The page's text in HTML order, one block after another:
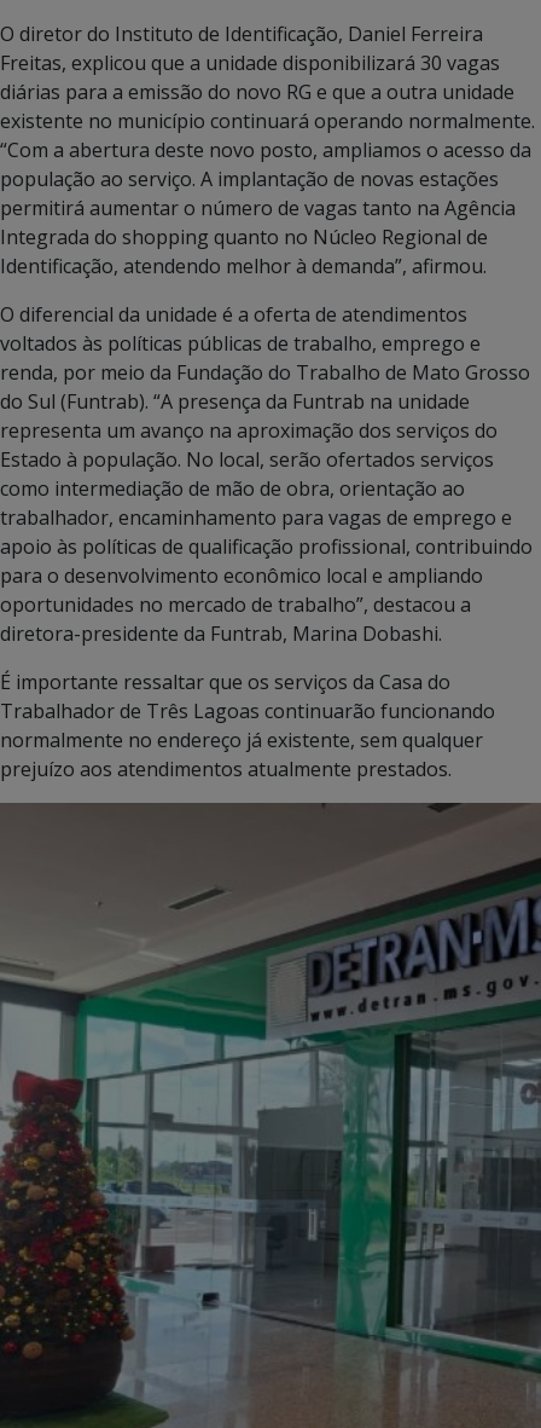
O diretor do Instituto de Identificação, Daniel Ferreira
Freitas, explicou que a unidade disponibilizará 30 vagas
diárias para a emissão do novo RG e que a outra unidade
existente no município continuará operando normalmente.
“Com a abertura deste novo posto, ampliamos o acesso da
população ao serviço. A implantação de novas estações
permitirá aumentar o número de vagas tanto na Agência
Integrada do shopping quanto no Núcleo Regional de
Identificação, atendendo melhor à demanda”, afirmou.
O diferencial da unidade é a oferta de atendimentos
voltados às políticas públicas de trabalho, emprego e
renda, por meio da Fundação do Trabalho de Mato Grosso
do Sul (Funtrab). “A presença da Funtrab na unidade
representa um avanço na aproximação dos serviços do
Estado à população. No local, serão ofertados serviços
como intermediação de mão de obra, orientação ao
trabalhador, encaminhamento para vagas de emprego e
apoio às políticas de qualificação profissional, contribuindo
para o desenvolvimento econômico local e ampliando
oportunidades no mercado de trabalho”, destacou a
diretora-presidente da Funtrab, Marina Dobashi.
É importante ressaltar que os serviços da Casa do
Trabalhador de Três Lagoas continuarão funcionando
normalmente no endereço já existente, sem qualquer
prejuízo aos atendimentos atualmente prestados.